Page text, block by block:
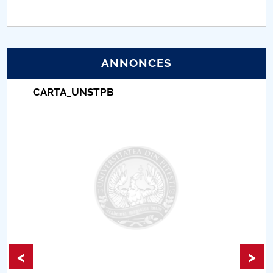
PNRR
Comisie de etica unversitară
Accesibilitate pentru studenții cu dizabilități
ANNONCES
CARTA_UNSTPB
< >